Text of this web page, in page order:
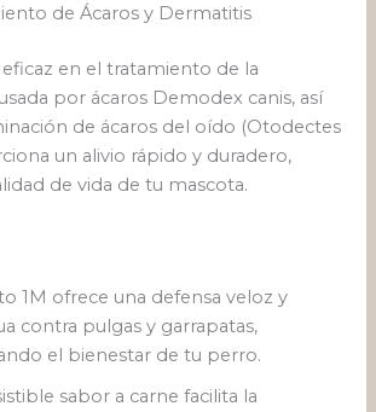
de Ácaros y Dermatitis
eficaz en el tratamiento de la
por ácaros Demodex canis, así
de ácaros del oído (Otodectes
un alivio rápido y duradero,
de vida de tu mascota.
1M ofrece una defensa veloz y
contra pulgas y garrapatas,
el bienestar de tu perro.
sabor a carne facilita la